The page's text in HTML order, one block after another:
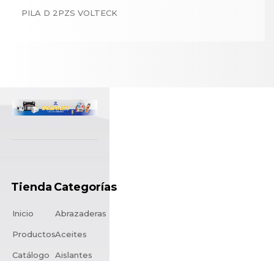
PILA D 2PZS VOLTECK
Tienda
Inicio
Productos
Catálogo
Categorías
Abrazaderas
Aceites
Aislantes